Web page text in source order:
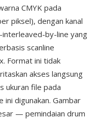
CMYK pada
piksel), dengan kanal
by-line yang
scanline
Format ini tidak
akses langsung
ukuran file pada
digunakan. Gambar
— pemindaian drum